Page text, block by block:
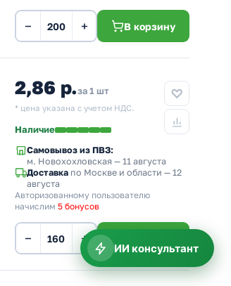
− + В корзину
2,86 р.за 1 шт
* цена указана с учетом НДС.
Наличие
Самовывоз из ПВЗ:
м. Новохохловская — 11 августа
Доставка по Москве и области — 12
августа
Авторизованному пользователю
начислим 5 бонусов
− +
ИИ консультант